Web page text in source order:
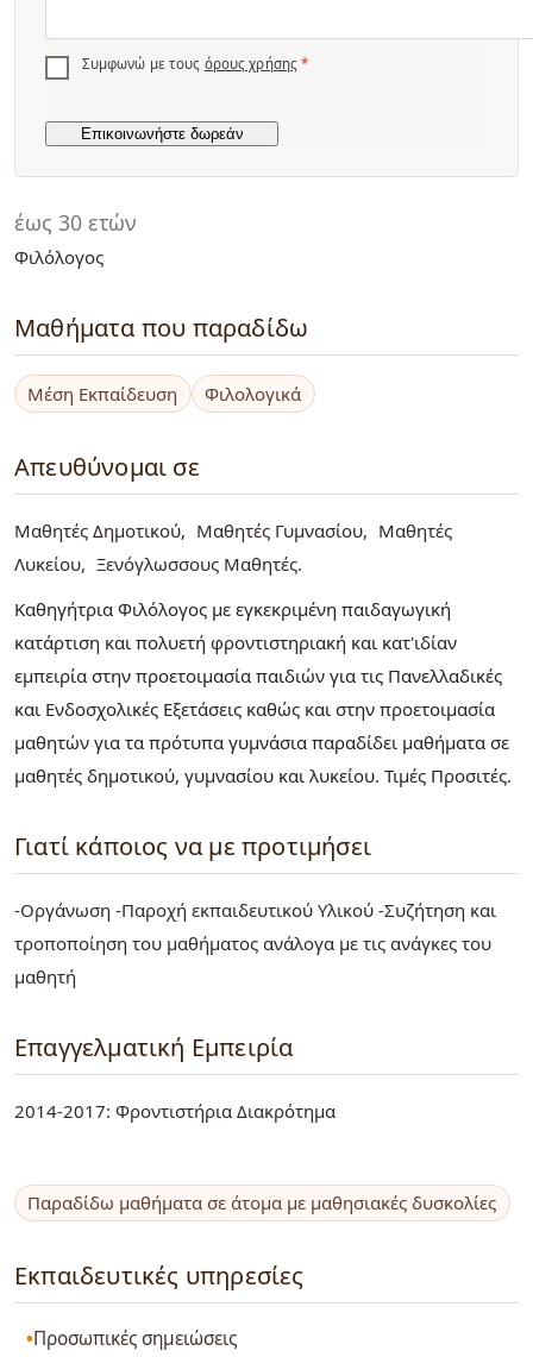
έως 30 ετών
Φιλόλογος
Μαθήματα που παραδίδω
Μέση Εκπαίδευση Φιλολογικά
Απευθύνομαι σε
Μαθητές Δημοτικού Μαθητές Γυμνασίου
Μαθητές
Λυκείου
Ξενόγλωσσους Μαθητές
Καθηγήτρια Φιλόλογος με εγκεκριμένη παιδαγωγική
κατάρτιση και πολυετή φροντιστηριακή και κατ'ιδίαν
εμπειρία στην προετοιμασία παιδιών για τις Πανελλαδικές
και Ενδοσχολικές Εξετάσεις καθώς και στην προετοιμασία
μαθητών για τα πρότυπα γυμνάσια παραδίδει μαθήματα σε
μαθητές δημοτικού, γυμνασίου και λυκείου. Τιμές Προσιτές.
Γιατί κάποιος να με προτιμήσει
-Οργάνωση -Παροχή εκπαιδευτικού Υλικού -Συζήτηση και
τροποποίηση του μαθήματος ανάλογα με τις ανάγκες του
μαθητή
Επαγγελματική Εμπειρία
2014-2017: Φροντιστήρια Διακρότημα
Παραδίδω μαθήματα σε άτομα με μαθησιακές δυσκολίες
Εκπαιδευτικές υπηρεσίες
Προσωπικές σημειώσεις
Συμφωνώ με τους όρους χρήσης *